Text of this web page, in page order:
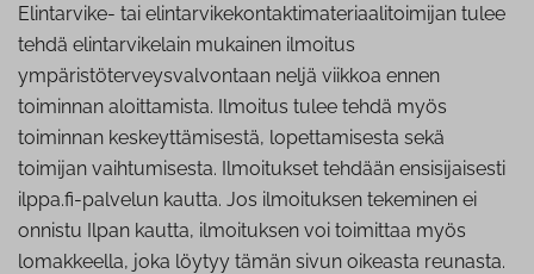
Elintarvike- tai elintarvikekontaktimateriaalitoimijan tulee
tehdä elintarvikelain mukainen ilmoitus
ympäristöterveysvalvontaan neljä viikkoa ennen
toiminnan aloittamista. Ilmoitus tulee tehdä myös
toiminnan keskeyttämisestä, lopettamisesta sekä
toimijan vaihtumisesta. Ilmoitukset tehdään ensisijaisesti
ilppa.fi-palvelun kautta. Jos ilmoituksen tekeminen ei
onnistu Ilpan kautta, ilmoituksen voi toimittaa myös
lomakkeella, joka löytyy tämän sivun oikeasta reunasta.